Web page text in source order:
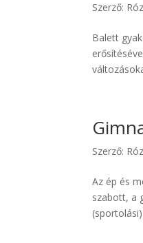
Szerző:
Balett
Szerző:
Az ép és
szabott, a